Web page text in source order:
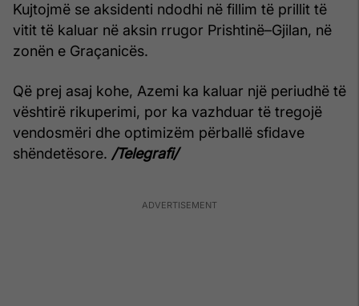
Kujtojmë se aksidenti ndodhi në fillim të prillit të
vitit të kaluar në aksin rrugor Prishtinë–Gjilan, në
zonën e Graçanicës.
Që prej asaj kohe, Azemi ka kaluar një periudhë të
vështirë rikuperimi, por ka vazhduar të tregojë
vendosmëri dhe optimizëm përballë sfidave
shëndetësore. /Telegrafi/